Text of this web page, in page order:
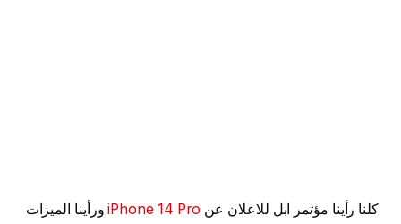
كلنا رأينا مؤتمر ابل للاعلان عن iPhone 14 Proورأينا الميزات